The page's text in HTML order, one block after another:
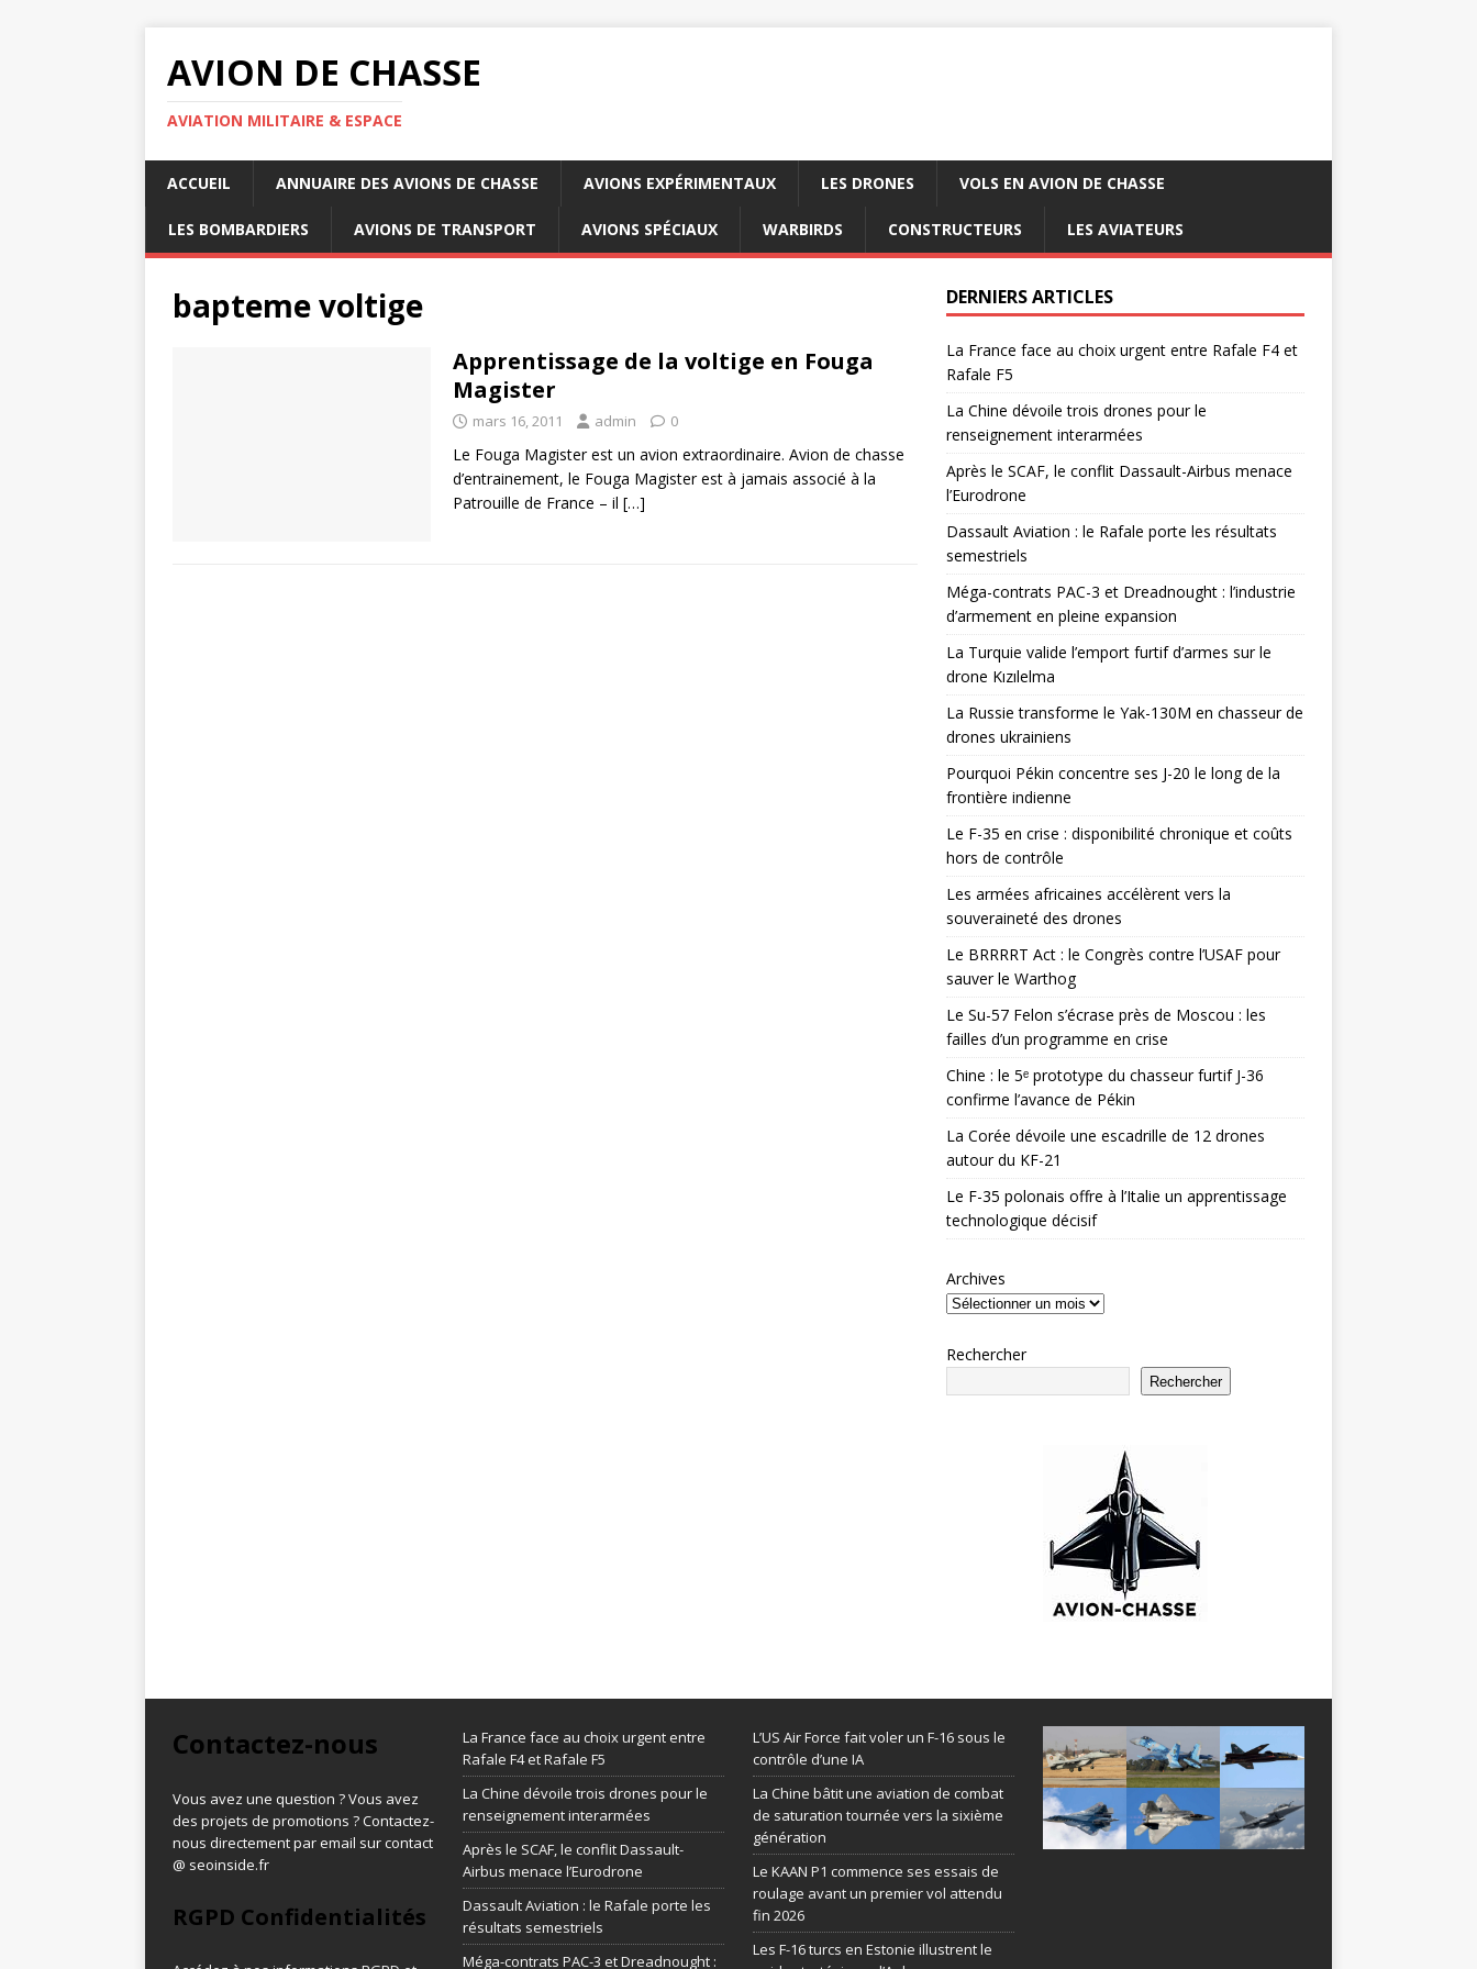
AVION DE CHASSE
AVIATION MILITAIRE & ESPACE
ACCUEIL ANNUAIRE DES AVIONS DE CHASSE AVIONS EXPÉRIMENTAUX LES DRONES VOLS EN AVION DE CHASSE
LES BOMBARDIERS AVIONS DE TRANSPORT AVIONS SPÉCIAUX WARBIRDS CONSTRUCTEURS LES AVIATEURS
bapteme voltige
Apprentissage de la voltige en Fouga
Magister
mars 16, 2011 admin 0
Le Fouga Magister est un avion extraordinaire. Avion de chasse
d’entrainement, le Fouga Magister est à jamais associé à la
Patrouille de France – il […]
DERNIERS ARTICLES
La France face au choix urgent entre Rafale F4 et
Rafale F5
La Chine dévoile trois drones pour le
renseignement interarmées
Après le SCAF, le conflit Dassault-Airbus menace
l’Eurodrone
Dassault Aviation : le Rafale porte les résultats
semestriels
Méga-contrats PAC-3 et Dreadnought : l’industrie
d’armement en pleine expansion
La Turquie valide l’emport furtif d’armes sur le
drone Kızılelma
La Russie transforme le Yak-130M en chasseur de
drones ukrainiens
Pourquoi Pékin concentre ses J-20 le long de la
frontière indienne
Le F-35 en crise : disponibilité chronique et coûts
hors de contrôle
Les armées africaines accélèrent vers la
souveraineté des drones
Le BRRRRT Act : le Congrès contre l’USAF pour
sauver le Warthog
Le Su-57 Felon s’écrase près de Moscou : les
failles d’un programme en crise
Chine : le 5ᵉ prototype du chasseur furtif J-36
confirme l’avance de Pékin
La Corée dévoile une escadrille de 12 drones
autour du KF-21
Le F-35 polonais offre à l’Italie un apprentissage
technologique décisif
Archives
Rechercher
Rechercher
Contactez-nous
Vous avez une question ? Vous avez
des projets de promotions ? Contactez-
nous directement par email sur contact
@ seoinside.fr
RGPD Confidentialités
La France face au choix urgent entre
Rafale F4 et Rafale F5
La Chine dévoile trois drones pour le
renseignement interarmées
Après le SCAF, le conflit Dassault-
Airbus menace l’Eurodrone
Dassault Aviation : le Rafale porte les
résultats semestriels
Méga-contrats PAC-3 et Dreadnought :
L’US Air Force fait voler un F-16 sous le
contrôle d’une IA
La Chine bâtit une aviation de combat
de saturation tournée vers la sixième
génération
Le KAAN P1 commence ses essais de
roulage avant un premier vol attendu
fin 2026
Les F-16 turcs en Estonie illustrent le